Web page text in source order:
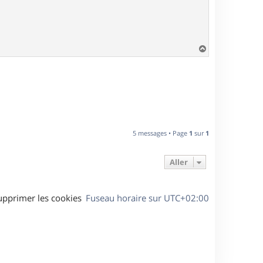
a
5 messages • Page 1 sur 1
Aller
Fuseau horaire sur UTC+02:00
les cookies